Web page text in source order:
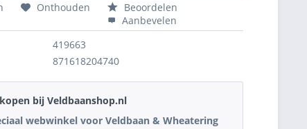
Onthouden
Beoordelen
Aanbevelen
419663
871618204740
bij Veldbaanshop.nl
webwinkel voor Veldbaan & Wheatering